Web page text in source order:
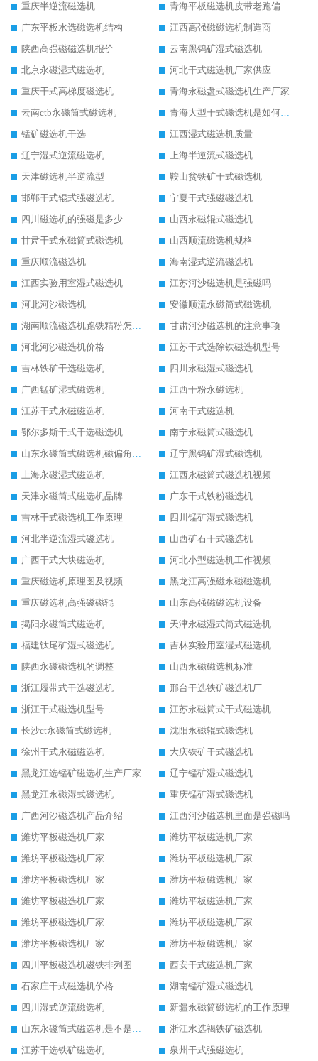
重庆半逆流磁选机
青海平板磁选机皮带老跑偏
广东平板水选磁选机结构
江西高强磁磁选机制造商
陕西高强磁磁选机报价
云南黑钨矿湿式磁选机
北京永磁湿式磁选机
河北干式磁选机厂家供应
重庆干式高梯度磁选机
青海永磁盘式磁选机生产厂家
云南ctb永磁筒式磁选机
青海大型干式磁选机是如何选矿的
锰矿磁选机干选
江西湿式磁选机质量
辽宁湿式逆流磁选机
上海半逆流式磁选机
天津磁选机半逆流型
鞍山贫铁矿干式磁选机
邯郸干式辊式强磁选机
宁夏干式强磁磁选机
四川磁选机的强磁是多少
山西永磁辊式磁选机
甘肃干式永磁筒式磁选机
山西顺流磁选机规格
重庆顺流磁选机
海南湿式逆流磁选机
江西实验用室湿式磁选机
江苏河沙磁选机是强磁吗
河北河沙磁选机
安徽顺流永磁筒式磁选机
湖南顺流磁选机跑铁精粉怎么处理
甘肃河沙磁选机的注意事项
河北河沙磁选机价格
江苏干式选除铁磁选机型号
吉林铁矿干选磁选机
四川永磁湿式磁选机
广西锰矿湿式磁选机
江西干粉永磁选机
江苏干式永磁磁选机
河南干式磁选机
鄂尔多斯干式干选磁选机
南宁永磁筒式磁选机
山东永磁筒式磁选机磁偏角怎么调整
辽宁黑钨矿湿式磁选机
上海永磁湿式磁选机
江西永磁筒式磁选机视频
天津永磁筒式磁选机品牌
广东干式铁粉磁选机
吉林干式磁选机工作原理
四川锰矿湿式磁选机
河北半逆流湿式磁选机
山西矿石干式磁选机
广西干式大块磁选机
河北小型磁选机工作视频
重庆磁选机原理图及视频
黑龙江高强磁永磁磁选机
重庆磁选机高强磁磁辊
山东高强磁磁选机设备
揭阳永磁筒式磁选机
天津永磁湿式筒式磁选机
福建钛尾矿湿式磁选机
吉林实验用室湿式磁选机
陕西永磁磁选机的调整
山西永磁磁选机标准
浙江履带式干选磁选机
邢台干选铁矿磁选机厂
浙江干式磁选机型号
江苏永磁筒式干式磁选机
长沙ct永磁筒式磁选机
沈阳永磁辊式磁选机
徐州干式永磁磁选机
大庆铁矿干式磁选机
黑龙江选锰矿磁选机生产厂家
辽宁锰矿湿式磁选机
黑龙江永磁湿式磁选机
重庆锰矿湿式磁选机
广西河沙磁选机产品介绍
江西河沙磁选机里面是强磁吗
潍坊平板磁选机厂家
潍坊平板磁选机厂家
潍坊平板磁选机厂家
潍坊平板磁选机厂家
潍坊平板磁选机厂家
潍坊平板磁选机厂家
潍坊平板磁选机厂家
潍坊平板磁选机厂家
潍坊平板磁选机厂家
潍坊平板磁选机厂家
潍坊平板磁选机厂家
潍坊平板磁选机厂家
四川平板磁选机磁铁排列图
西安干式磁选机厂家
石家庄干式磁选机价格
湖南锰矿湿式磁选机
四川湿式逆流磁选机
新疆永磁筒磁选机的工作原理
山东永磁筒式磁选机是不是强磁
浙江水选褐铁矿磁选机
江苏干选铁矿磁选机
泉州干式强磁选机